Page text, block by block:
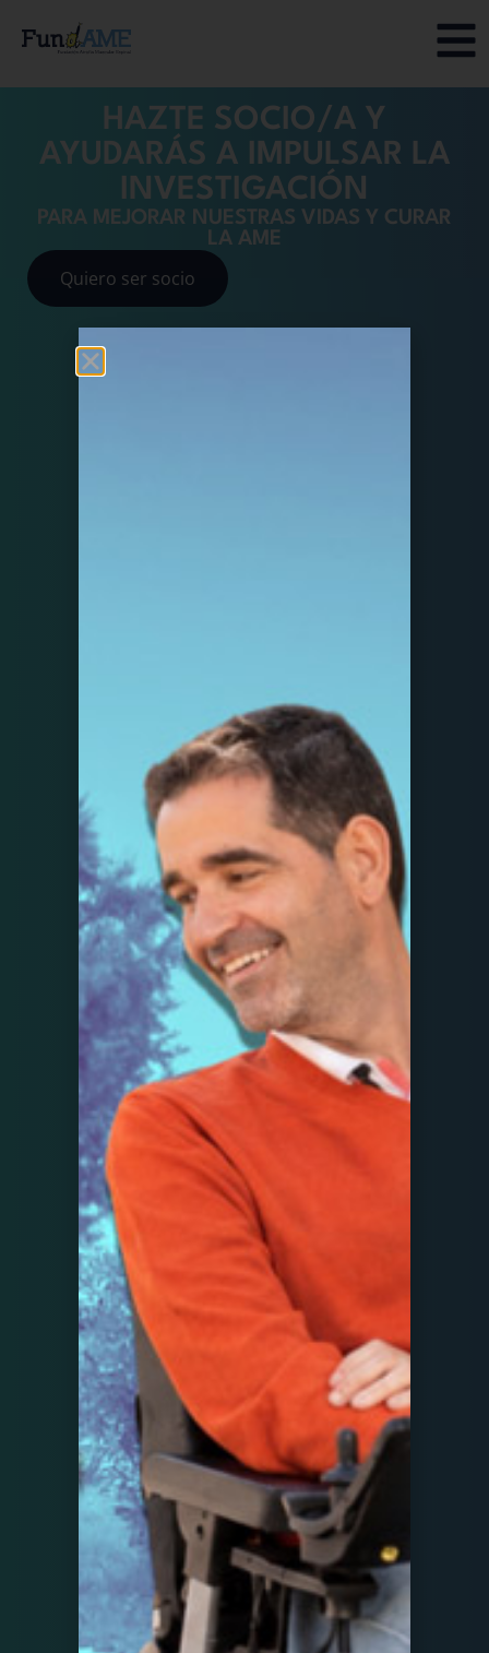
HAZTE SOCIO/A Y
AYUDARÁS A IMPULSAR LA
INVESTIGACIÓN
PARA MEJORAR NUESTRAS VIDAS Y CURAR
LA AME
Quiero ser socio